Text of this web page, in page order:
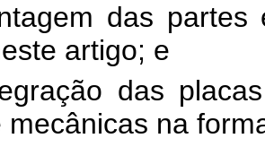
das partes
artigo; e
das
mecânicas na